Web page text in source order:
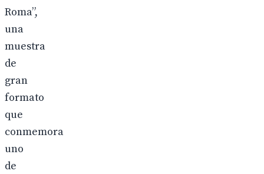
Roma”,
una
muestra
de
gran
formato
que
conmemora
uno
de